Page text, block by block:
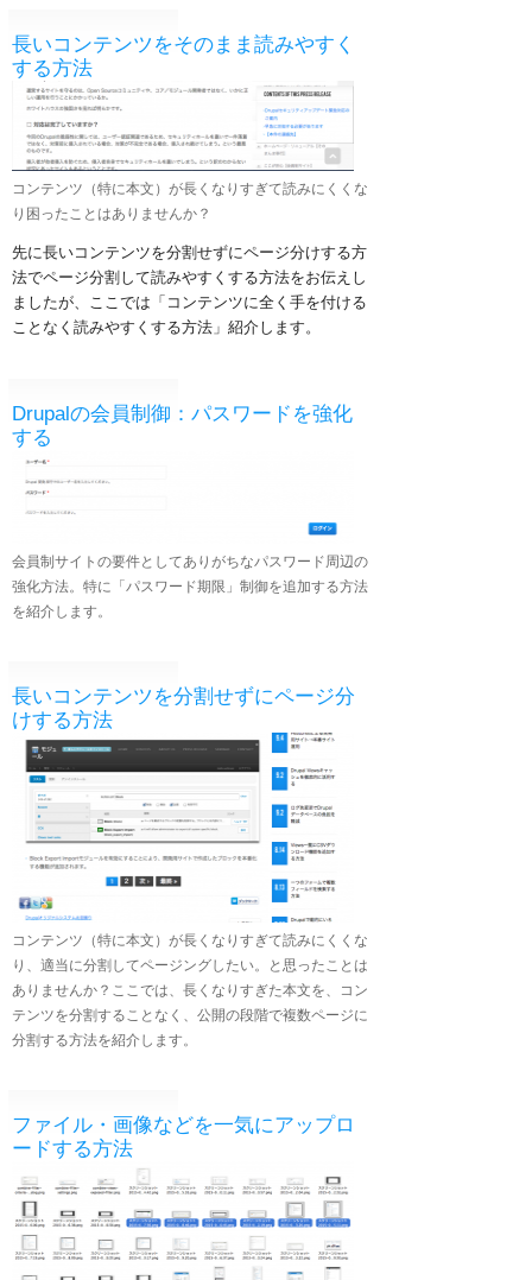
長いコンテンツをそのまま読みやすく
する方法
コンテンツ（特に本文）が長くなりすぎて読みにくくな
り困ったことはありませんか？
先に長いコンテンツを分割せずにページ分けする方
法でページ分割して読みやすくする方法をお伝えし
ましたが、ここでは「コンテンツに全く手を付ける
ことなく読みやすくする方法」紹介します。
Drupalの会員制御：パスワードを強化
する
会員制サイトの要件としてありがちなパスワード周辺の
強化方法。特に「パスワード期限」制御を追加する方法
を紹介します。
長いコンテンツを分割せずにページ分
けする方法
コンテンツ（特に本文）が長くなりすぎて読みにくくな
り、適当に分割してページングしたい。と思ったことは
ありませんか？ここでは、長くなりすぎた本文を、コン
テンツを分割することなく、公開の段階で複数ページに
分割する方法を紹介します。
ファイル・画像などを一気にアップロ
ードする方法